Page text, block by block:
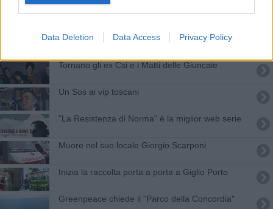
Data Deletion Data Access Privacy Policy
Tre candidati a sindaco per Orbetello
Tornano gli ex Csi e i Matti delle Giuncaie
Un Sos ai vip toscani
"La Resistenza di Norma" è la miglior web serie
Muore nel suo locale Giorgio Scarponi
Inizia la raccolta porta a porta a Giglio Porto
Greenpeace chiede il "Parco della Concordia"